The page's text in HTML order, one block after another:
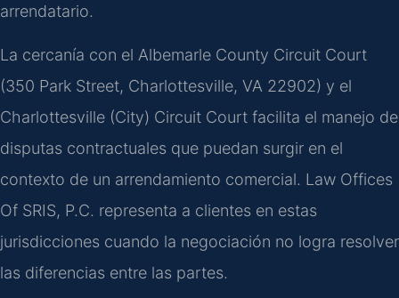
arrendatario.
La cercanía con el Albemarle County Circuit Court
(350 Park Street, Charlottesville, VA 22902) y el
Charlottesville (City) Circuit Court facilita el manejo de
disputas contractuales que puedan surgir en el
contexto de un arrendamiento comercial. Law Offices
Of SRIS, P.C. representa a clientes en estas
jurisdicciones cuando la negociación no logra resolver
las diferencias entre las partes.